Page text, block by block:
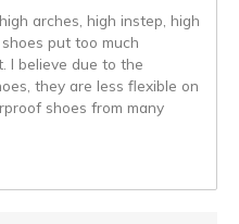
arches, high instep, high
put too much
I believe due to the
they are less flexible on
shoes from many